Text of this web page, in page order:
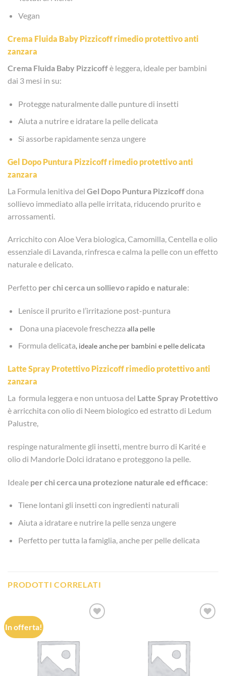
Vegan
Crema Fluida Baby Pizzicoff rimedio protettivo anti
zanzara
Crema Fluida Baby Pizzicoffè leggera, ideale per bambini
dai 3 mesi in su:
Protegge naturalmente dalle punture di insetti
Aiuta a nutrire e idratare la pelle delicata
Si assorbe rapidamente senza ungere
Gel Dopo Puntura Pizzicoff rimedio protettivo anti
zanzara
La Formula lenitiva del Gel Dopo Puntura Pizzicoffdona
sollievo immediato alla pelle irritata, riducendo prurito e
arrossamenti.
Arricchito con Aloe Vera biologica, Camomilla, Centella e olio
essenziale di Lavanda, rinfresca e calma la pelle con un effetto
naturale e delicato.
Perfetto per chi cerca un sollievo rapido e naturale:
Lenisce il prurito e l’irritazione post-puntura
Dona una piacevole freschezza alla pelle
Formula delicata, ideale anche per bambini e pelle delicata
Latte Spray Protettivo Pizzicoff rimedio protettivo anti
zanzara
La formula leggera e non untuosa del Latte Spray Protettivo
è arricchita con olio di Neem biologico ed estratto di Ledum
Palustre,
respinge naturalmente gli insetti, mentre burro di Karité e
olio di Mandorle Dolci idratano e proteggono la pelle.
Ideale per chi cerca una protezione naturale ed efficace:
Tiene lontani gli insetti con ingredienti naturali
Aiuta a idratare e nutrire la pelle senza ungere
Perfetto per tutta la famiglia, anche per pelle delicata
PRODOTTI CORRELATI
In offerta!